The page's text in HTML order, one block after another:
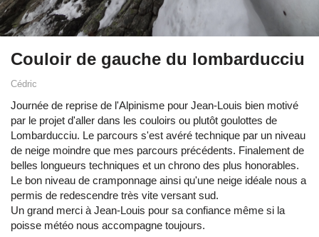
Couloir de gauche du lombarducciu
Cédric
Journée de reprise de l'Alpinisme pour Jean-Louis bien motivé
par le projet d'aller dans les couloirs ou plutôt goulottes de
Lombarducciu. Le parcours s'est avéré technique par un niveau
de neige moindre que mes parcours précédents. Finalement de
belles longueurs techniques et un chrono des plus honorables.
Le bon niveau de cramponnage ainsi qu'une neige idéale nous a
permis de redescendre très vite versant sud.
Un grand merci à Jean-Louis pour sa confiance même si la
poisse météo nous accompagne toujours.